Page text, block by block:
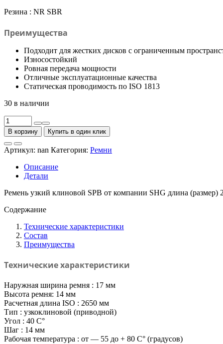
Резина : NR SBR
Преимущества
Подходит для жестких дисков с ограниченным
Износостойкий
Ровная передача мощности
Отличные эксплуатационные качества
Статическая проводимость по ISO 1813
30 в наличии
Количество
товара
Ремень
узкоклиновой
SPB
2650
SHG
В корзину Купить в один клик
Артикул: nan Категория: Ремни
Описание
Детали
Ремень узкий клиновой SPB от компании SHG длина
Содержание
Технические характеристики
Состав
Преимущества
Технические характеристики
Наружная ширина ремня : 17 мм
Высота ремня: 14 мм
Расчетная длина ISO : 2650 мм
Тип : узкоклиновой (приводной)
Угол : 40 C°
Шаг : 14 мм
Рабочая температура : от — 55 до + 80 C° (градусов)